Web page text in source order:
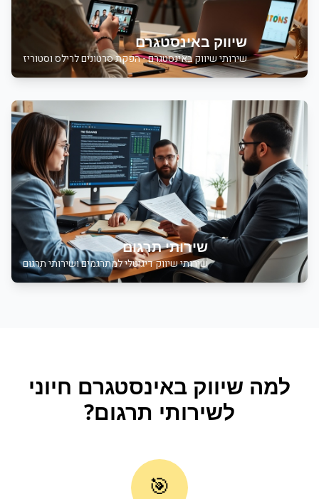
שיווק באינסטגרם
שירותישיווק באינסטגרם - הפקת סרטונים לרילס וסטוריז
שירותי תרגום
שירותי שיווק דיגיטלי למתרגמים ושירותי תרגום
למה שיווק באינסטגרם חיוני
לשירותי תרגום?
🎯